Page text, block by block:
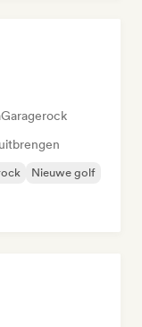
Garagerock
Nieuwe golf